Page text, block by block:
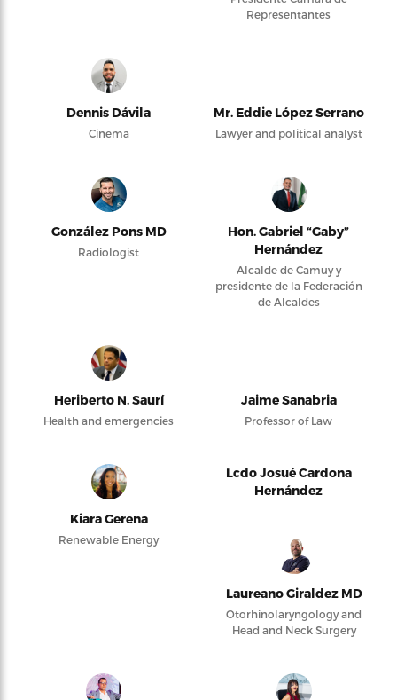
Representantes
Dennis Dávila
Cinema
Mr. Eddie López Serrano
Lawyer and political analyst
González Pons MD
Radiologist
Hon. Gabriel “Gaby”
Hernández
Alcalde de Camuy y
presidente de la Federación
de Alcaldes
Heriberto N. Saurí
Health and emergencies
Jaime Sanabria
Professor of Law
Kiara Gerena
Renewable Energy
Lcdo Josué Cardona
Hernández
Laureano Giraldez MD
Otorhinolaryngology and
Head and Neck Surgery